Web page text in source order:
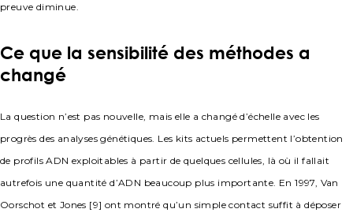
preuve diminue.
Ce que la sensibilité des méthodes a
changé
La question n’est pas nouvelle, mais elle a changé d’échelle avec les
progrès des analyses génétiques. Les kits actuels permettent l’obtention
de profils ADN exploitables à partir de quelques cellules, là où il fallait
autrefois une quantité d’ADN beaucoup plus importante. En 1997, Van
Oorschot et Jones [9] ont montré qu’un simple contact suffit à déposer